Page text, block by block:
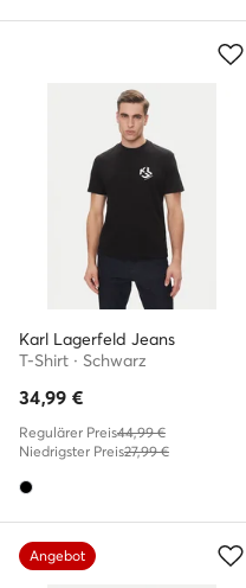
Karl Lagerfeld Jeans
T-Shirt · Schwarz
34,99 €
Regulärer Preis44,99 €
Niedrigster Preis27,99 €
Angebot